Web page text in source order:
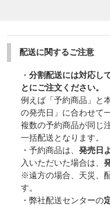
配送に関するご注意
・ 分割配送には対応し
とにご注文ください。
例えば「予約商品」と
の発売日」に合わせて
複数の予約商品が同じ
一括配送となります。
・予約商品は、 発売日
入いただいた場合は、
※遠方の場合、天災、
す。
・弊社配送センターの